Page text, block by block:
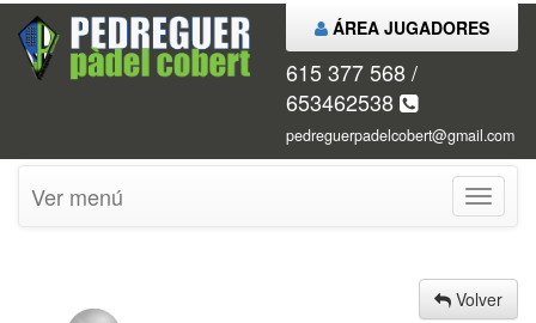
ÁREA JUGADORES
615 377 568 /
653462538
pedreguerpadelcobert@gmail.com
Ver
menú
Ver menú
Volver